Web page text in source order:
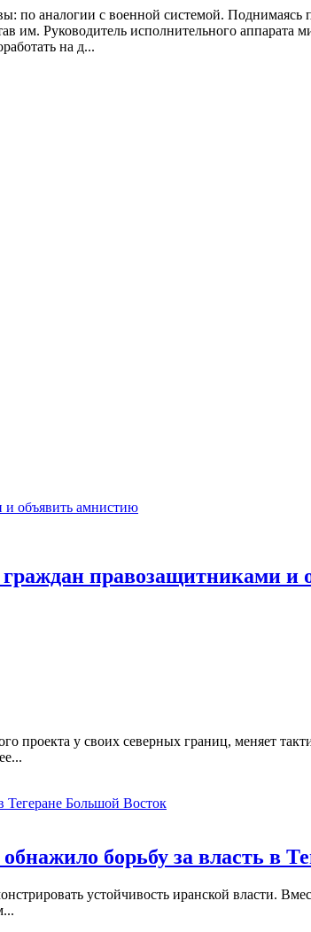
аналогии с военной системой. Поднимаясь
Руководитель исполнительного аппарата
на д...
правозащитниками и
проекта у своих северных границ, меняет
Большой Восток
борьбу за власть в
устойчивость иранской власти.